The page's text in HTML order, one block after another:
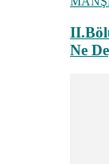
Ne